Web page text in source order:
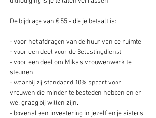
De bijdrage van € 55,- die je betaalt is:
- voor het afdragen van de huur van de ruimte
- voor een deel voor de Belastingdienst
- voor een deel om Mika's vrouwenwerk te
steunen,
- waarbij zij standaard 10% spaart voor
vrouwen die minder te besteden hebben en er
wél graag bij willen zijn.
- bovenal een investering in jezelf en je sisters